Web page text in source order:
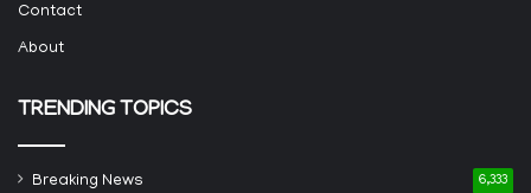
Contact
About
TRENDING TOPICS
Breaking News 6,333